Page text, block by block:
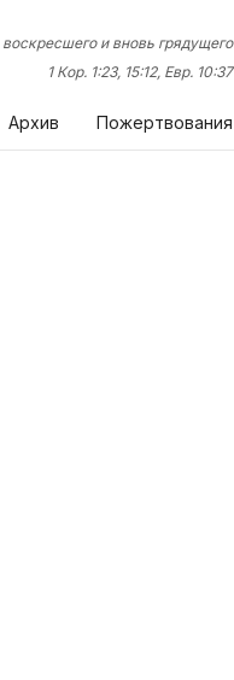
и вновь грядущего
1 Кор. 1:23, 15:12, Евр. 10:37
Архив Пожертвования